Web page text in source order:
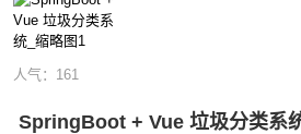
人气： 161
SpringBoot + Vue 垃圾分类系